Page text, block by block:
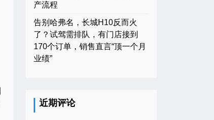
产流程
告别哈弗名，长城H10反而火
了？试驾需排队，有门店接到
170个订单，销售直言“顶一个月
业绩”
近期评论